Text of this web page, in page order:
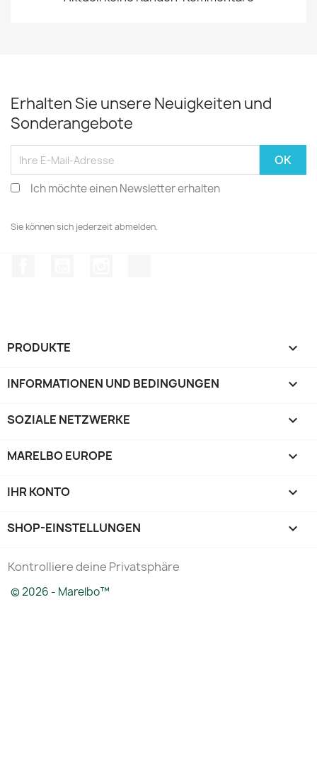
Erhalten Sie unsere Neuigkeiten und
Sonderangebote
Ich möchte einen Newsletter erhalten
Sie können sich jederzeit abmelden.
PRODUKTE 
INFORMATIONEN UND BEDINGUNGEN 
SOZIALE NETZWERKE 
MARELBO EUROPE 
IHR KONTO 
SHOP-EINSTELLUNGEN keyboard_arrow_down
Kontrolliere deine Privatsphäre
© 2026 - Marelbo™